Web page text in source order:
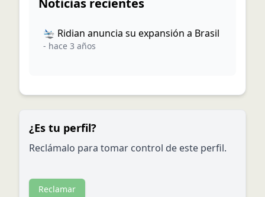
Noticias recientes
🛬 Ridian anuncia su expansión a Brasil
- hace 3 años
¿Es tu perfil?
Reclámalo para tomar control de este perfil.
Reclamar